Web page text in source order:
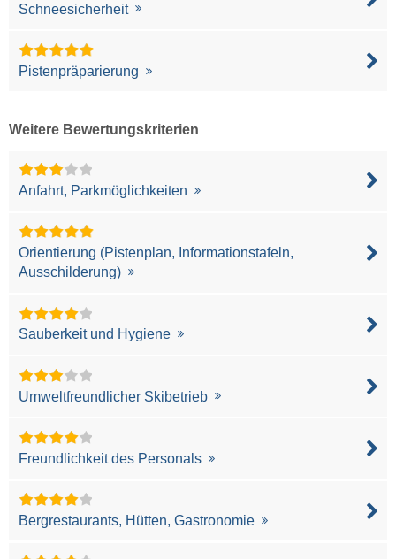
Schneesicherheit
Pistenpräparierung
Weitere Bewertungskriterien
Anfahrt, Parkmöglichkeiten
Orientierung (Pistenplan, Informationstafeln,
Ausschilderung)
Sauberkeit und Hygiene
Umweltfreundlicher Skibetrieb
Freundlichkeit des Personals
Bergrestaurants, Hütten, Gastronomie